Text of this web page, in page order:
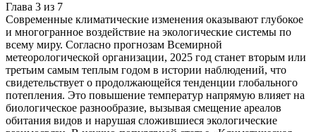
Глава 3 из 7
Современные климатические изменения оказывают глубокое
и многогранное воздействие на экологические системы по
всему миру. Согласно прогнозам Всемирной
метеорологической организации, 2025 год станет вторым или
третьим самым теплым годом в истории наблюдений, что
свидетельствует о продолжающейся тенденции глобального
потепления. Это повышение температур напрямую влияет на
биологическое разнообразие, вызывая смещение ареалов
обитания видов и нарушая сложившиеся экологические